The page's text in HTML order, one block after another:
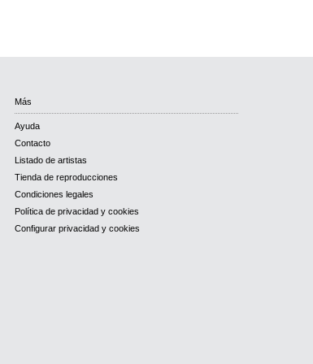
Más
Ayuda
Contacto
Listado de artistas
Tienda de reproducciones
Condiciones legales
Política de privacidad y cookies
Configurar privacidad y cookies